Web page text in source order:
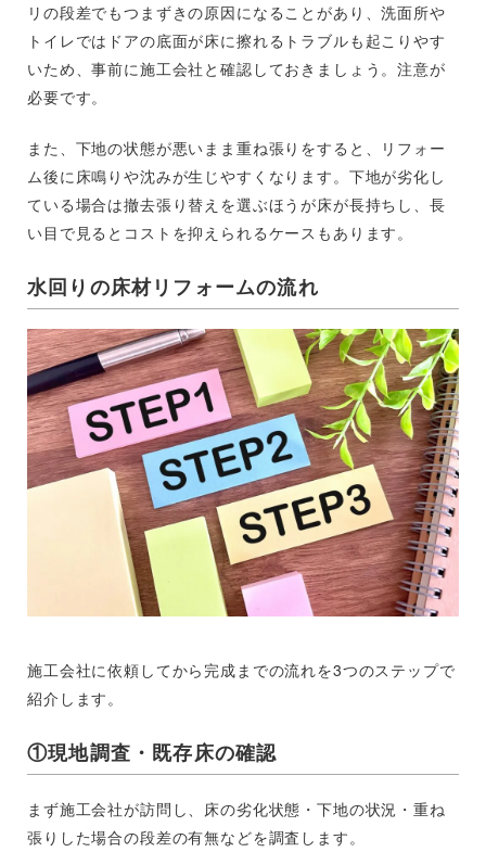
リの段差でもつまずきの原因になることがあり、洗面所や
トイレではドアの底面が床に擦れるトラブルも起こりやす
いため、事前に施工会社と確認しておきましょう。注意が
必要です。
また、下地の状態が悪いまま重ね張りをすると、リフォー
ム後に床鳴りや沈みが生じやすくなります。下地が劣化し
ている場合は撤去張り替えを選ぶほうが床が長持ちし、長
い目で見るとコストを抑えられるケースもあります。
水回りの床材リフォームの流れ
施工会社に依頼してから完成までの流れを3つのステップで
紹介します。
①現地調査・既存床の確認
まず施工会社が訪問し、床の劣化状態・下地の状況・重ね
張りした場合の段差の有無などを調査します。